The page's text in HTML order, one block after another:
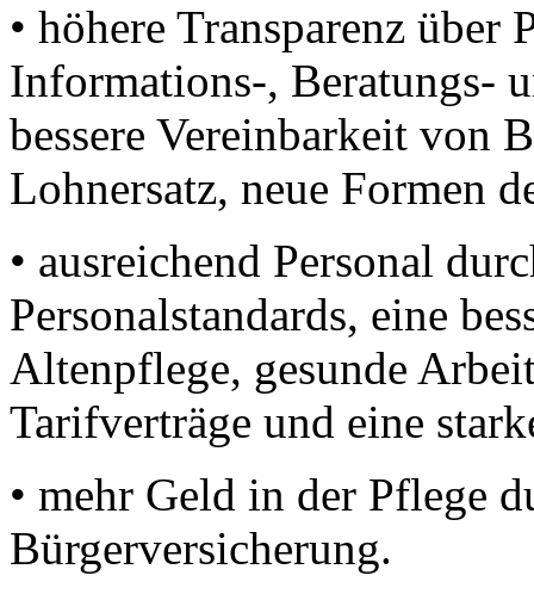
• höhere Transparenz über
Informations-, Beratungs-
bessere Vereinbarkeit von
Lohnersatz, neue Formen
• ausreichend Personal
Personalstandards, eine
Altenpflege, gesunde
Tarifverträge und eine
• mehr Geld in der Pflege
Bürgerversicherung.